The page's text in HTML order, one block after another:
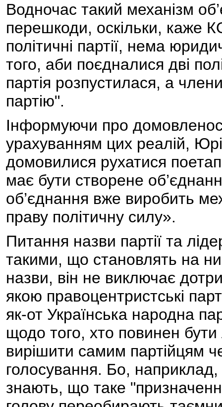
Водночас такий механізм
перешкоди, оскільки, каже
політичні партії, нема
того, аби поєдналися дві
партія розпустилася, а
партію".
Інформуючи про
урахуванням цих реалій,
домовилися рухатися
має бути створене
об’єднання вже виробить
праву політичну силу».
Питання назви партії та
такими, що становлять на
назви, він не виключає
якою правоцентристські
як-от Українська народна
щодо того, хто повинен бути
вирішити самим партійцям
голосування. Бо, наприклад,
знають, що таке